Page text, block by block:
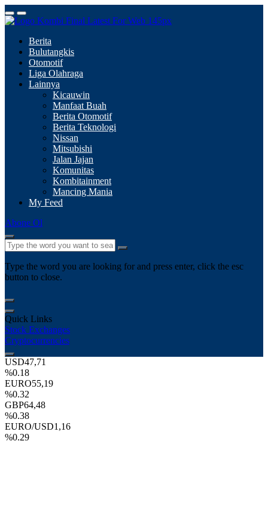
Berita
Bulutangkis
Otomotif
Liga Olahraga
Lainnya
Kicauwin
Manfaat Buah
Berita Otomotif
Berita Teknologi
Nissan
Mitsubishi
Jalan Jajan
Komunitas
Kombitainment
Mancing Mania
My Feed
Abone Ol
Type the word you are looking for and press enter, click the esc
button to close.
Quick Links
Stock Exchanges
Cryptocurrencies
USD47,71
%0.18
EURO55,19
%0.32
GBP64,48
%0.38
EURO/USD1,16
%0.29